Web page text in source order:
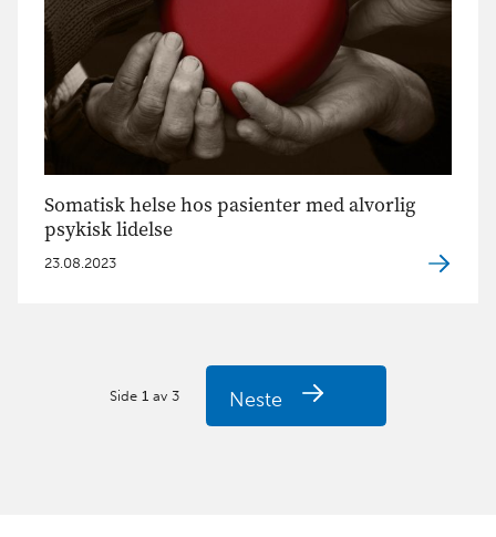
Somatisk helse hos pasienter med alvorlig
psykisk lidelse
23.08.2023
Side 1 av 3 Neste